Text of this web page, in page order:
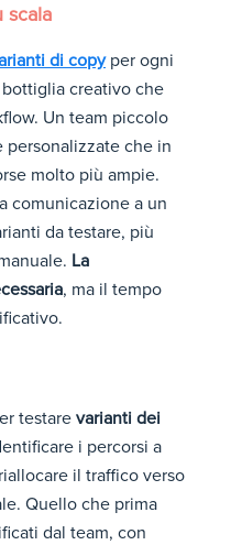
scala
di copyper ogni
creativo che
Un team piccolo
che in
molto più ampie.
comunicazione a un
da testare, più
La
, ma il tempo
testare varianti dei
i percorsi a
il traffico verso
Quello che prima
dal team, con